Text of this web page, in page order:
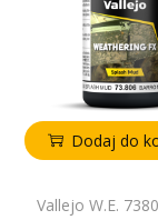
Dodaj do
Vallejo W.E.